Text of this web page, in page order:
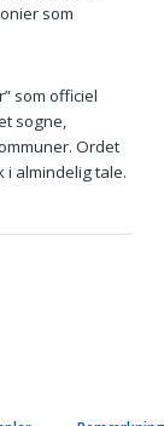
som
som officiel
sogne,
Ordet
almindelig tale.